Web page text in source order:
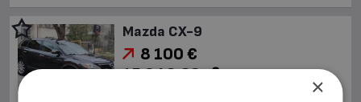
Mazda CX-9
8 100 €
15 842.22 лв.
×